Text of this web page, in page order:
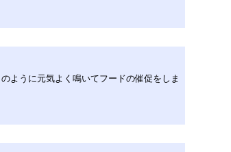
ように元気よく鳴いてフードの催促をしま